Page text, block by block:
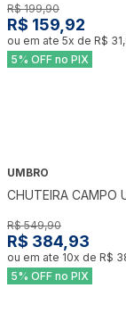
R$ 199,90
R$ 159,92
ou em ate 5x de R$
5% OFF no PIX
UMBRO
CHUTEIRA CAMPO
R$ 549,90
R$ 384,93
ou em ate 10x de R$
5% OFF no PIX